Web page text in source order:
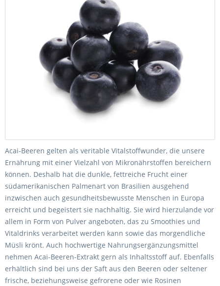
Acai-Beeren gelten als veritable Vitalstoffwunder, die unsere
Ernährung mit einer Vielzahl von Mikronährstoffen bereichern
können. Deshalb hat die dunkle, fettreiche Frucht einer
südamerikanischen Palmenart von Brasilien ausgehend
inzwischen auch gesundheitsbewusste Menschen in Europa
erreicht und begeistert sie nachhaltig. Sie wird hierzulande vor
allem in Form von Pulver angeboten, das zu Smoothies und
Vitaldrinks verarbeitet werden kann sowie das morgendliche
Müsli krönt. Auch hochwertige Nahrungsergänzungsmittel
nehmen Acai-Beeren-Extrakt gern als Inhaltsstoff auf. Ebenfalls
erhältlich sind bei uns der Saft aus den Beeren oder seltener
frische, beziehungsweise gefrorene oder wie Rosinen